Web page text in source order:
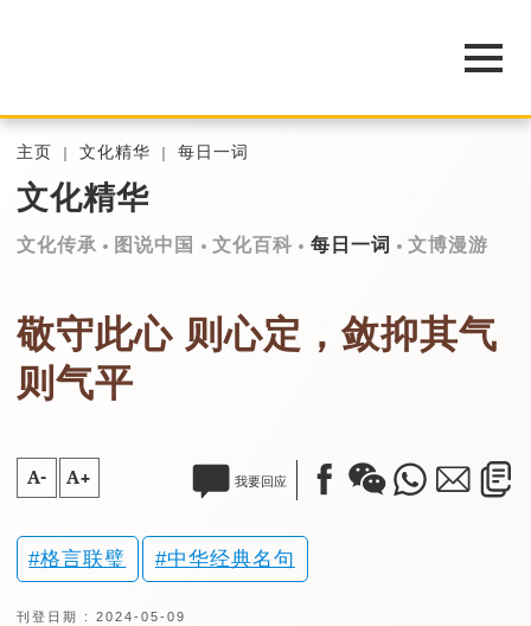
主页 文化精华 每日一词
文化精华
文化传承 图说中国 文化百科 每日一词 文博漫游
敬守此心 则心定，敛抑其气
则气平
A- A+ 我要回应
格言联璧 中华经典名句
刊登日期 : 2024-05-09